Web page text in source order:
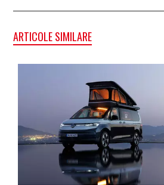
ARTICOLE SIMILARE